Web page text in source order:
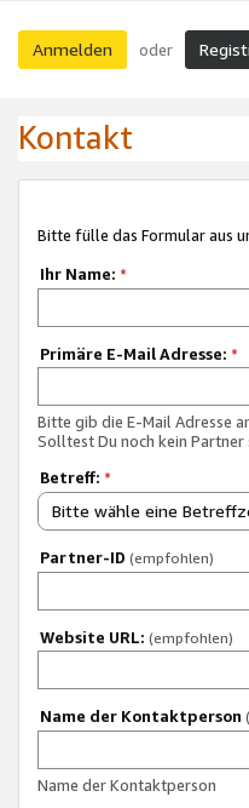
Anmelden oder
Kontakt
Bitte fülle das Formular aus
Ihr Name: *
Primäre E-Mail Adresse: *
Bitte gib die E-Mail Adresse
Solltest Du noch kein
Betreff: *
Bitte wähle eine
Partner-ID (empfohlen)
Website URL: (empfohlen)
Name der Kontaktperson
Name der Kontaktperson